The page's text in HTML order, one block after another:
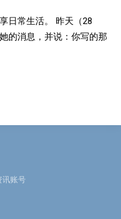
日常生活。 昨天（28
的消息，并说：你写的那
讯账号